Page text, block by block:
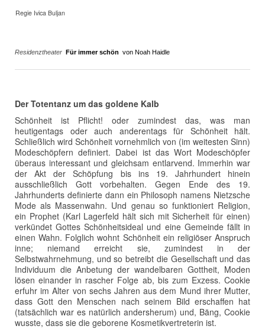
Regie Ivica Buljan
Residenztheater Für immer schön von Noah Haidle
Der Totentanz um das goldene Kalb
Schönheit ist Pflicht! oder zumindest das, was man
heutigentags oder auch anderentags für Schönheit hält.
Schließlich wird Schönheit vornehmlich von (im weitesten Sinn)
Modeschöpfern definiert. Dabei ist das Wort Modeschöpfer
überaus interessant und gleichsam entlarvend. Immerhin war
der Akt der Schöpfung bis ins 19. Jahrhundert hinein
ausschließlich Gott vorbehalten. Gegen Ende des 19.
Jahrhunderts definierte dann ein Philosoph namens Nietzsche
Mode als Massenwahn. Und genau so funktioniert Religion,
ein Prophet (Karl Lagerfeld hält sich mit Sicherheit für einen)
verkündet Gottes Schönheitsideal und eine Gemeinde fällt in
einen Wahn. Folglich wohnt Schönheit ein religiöser Anspruch
inne; niemand erreicht sie, zumindest in der
Selbstwahrnehmung, und so betreibt die Gesellschaft und das
Individuum die Anbetung der wandelbaren Gottheit, Moden
lösen einander in rascher Folge ab, bis zum Exzess. Cookie
erfuhr im Alter von sechs Jahren aus dem Mund ihrer Mutter,
dass Gott den Menschen nach seinem Bild erschaffen hat
(tatsächlich war es natürlich andersherum) und, Bäng, Cookie
wusste, dass sie die geborene Kosmetikvertreterin ist.